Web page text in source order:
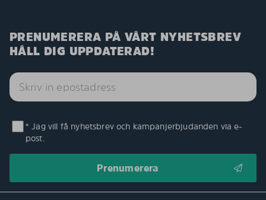
PRENUMERERA PÅ VÅRT NYHETSBREV
HÅLL DIG UPPDATERAD!
* Jag vill få nyhetsbrev och kampanjerbjudanden via e-
post.